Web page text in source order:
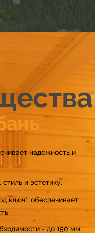
надежность и
и эстетику.
ключ", обеспечивает
- до 150 мм,